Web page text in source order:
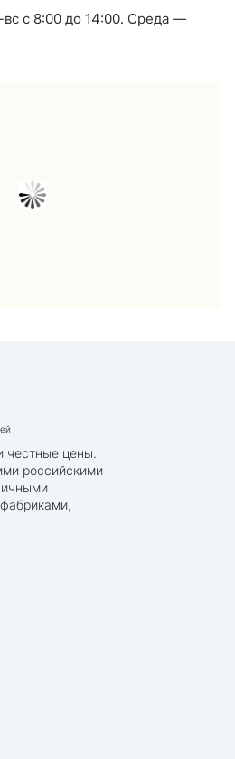
с 8:00 до 14:00. Среда —
честные цены.
российскими